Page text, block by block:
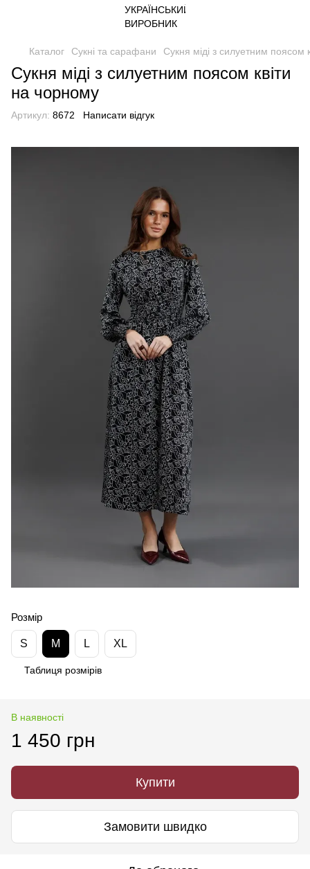
Каталог Сукні та сарафани Сукня міді з силуетним поясом
Сукня міді з силуетним поясом квіти
на чорному
Артикул: 8672 Написати відгук
Розмір
S M L XL
Таблиця розмірів
В наявності
1 450 грн
Купити
Замовити швидко